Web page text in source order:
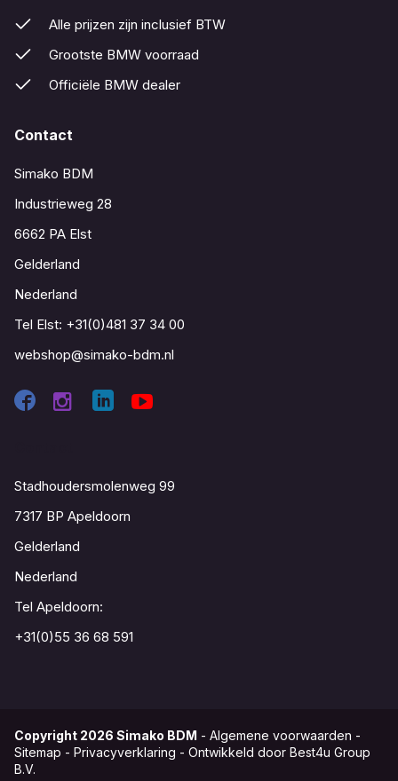
Alle prijzen zijn inclusief BTW
Grootste BMW voorraad
Officiële BMW dealer
Contact
Simako BDM
Industrieweg 28
6662 PA Elst
Gelderland
Nederland
Tel Elst: +31(0)481 37 34 00
webshop@simako-bdm.nl
Stadhoudersmolenweg 99
7317 BP Apeldoorn
Gelderland
Nederland
Tel Apeldoorn:
+31(0)55 36 68 591
Copyright 2026 Simako BDM - Algemene voorwaarden -
Sitemap - Privacyverklaring - Ontwikkeld door Best4u Group
B.V.